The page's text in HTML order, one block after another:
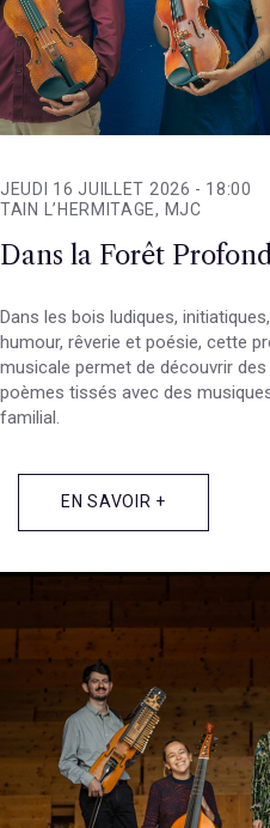
JEUDI 16 JUILLET 2026 - 18:00
TAIN L’HERMITAGE, MJC
Dans la Forêt
Dans les bois ludiques,
humour, rêverie et poésie, cette
musicale permet de découvrir
poèmes tissés avec des
familial.
EN SAVOIR +